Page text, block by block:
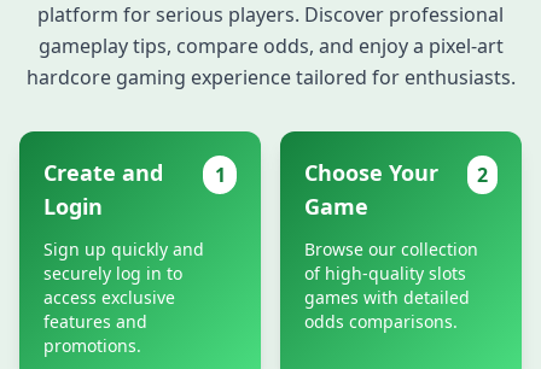
platform for serious players. Discover professional
gameplay tips, compare odds, and enjoy a pixel-art
hardcore gaming experience tailored for enthusiasts.
Create and
Login
1
Sign up quickly and
securely log in to
access exclusive
features and
promotions.
Choose Your
Game
2
Browse our collection
of high-quality slots
games with detailed
odds comparisons.